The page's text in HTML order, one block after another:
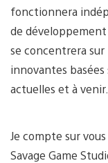
fonctionnera
de
se concentrera sur
innovantes
actuelles et à venir.
Je compte sur
Savage Game